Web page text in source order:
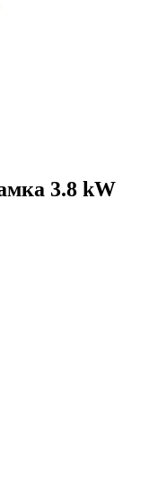
3.8 kW